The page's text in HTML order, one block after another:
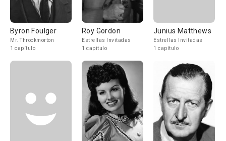
Byron Foulger
Mr. Throckmorton
1 capítulo
Roy Gordon
Estrellas Invitadas
1 capítulo
Junius Matthews
Estrellas Invitadas
1 capítulo